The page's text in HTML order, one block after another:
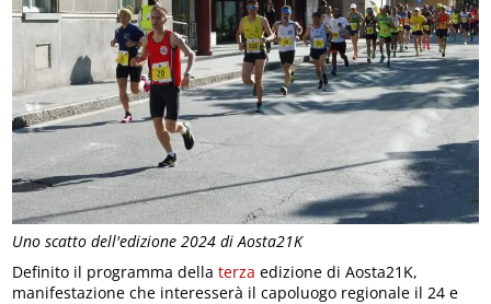
Uno scatto dell'edizione 2024 di Aosta21K
Definito il programma dellaterza edizione di Aosta21K,
manifestazione che interesserà il capoluogo regionale il 24 e